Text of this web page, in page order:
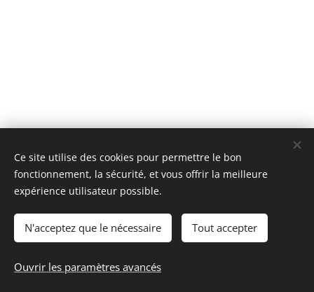
API CURE - API RELAX ©
Tous droits réservés 2022
Optimisé par API-CURE ©
Cookies
Ce site utilise des cookies pour permettre le bon
fonctionnement, la sécurité, et vous offrir la meilleure
expérience utilisateur possible.
N'acceptez que le nécessaire Tout accepter
Ouvrir les paramètres avancés